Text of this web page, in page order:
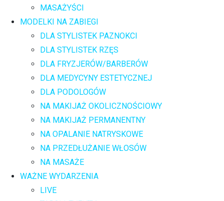
MASAŻYŚCI
MODELKI NA ZABIEGI
DLA STYLISTEK PAZNOKCI
DLA STYLISTEK RZĘS
DLA FRYZJERÓW/BARBERÓW
DLA MEDYCYNY ESTETYCZNEJ
DLA PODOLOGÓW
NA MAKIJAŻ OKOLICZNOŚCIOWY
NA MAKIJAŻ PERMANENTNY
NA OPALANIE NATRYSKOWE
NA PRZEDŁUŻANIE WŁOSÓW
NA MASAŻE
WAŻNE WYDARZENIA
LIVE